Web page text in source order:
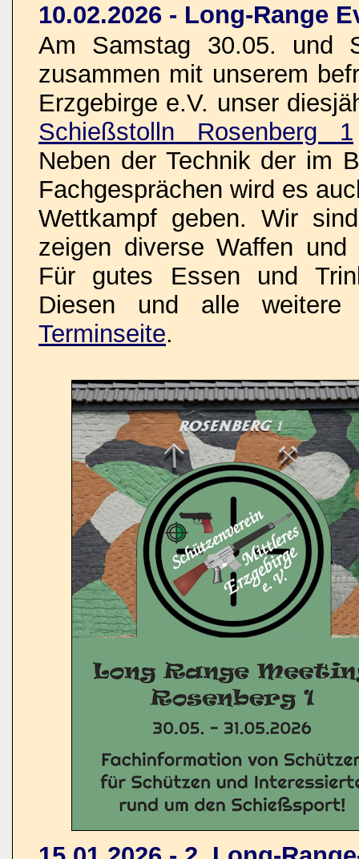
10.02.2026 - Long-Range
Am Samstag 30.05. und
zusammen mit unserem
Erzgebirge e.V. unser
Schießstolln Rosenberg 1
Neben der Technik der im
Fachgesprächen wird es
Wettkampf geben. Wir
zeigen diverse Waffen
Für gutes Essen und
Diesen und alle
Terminseite.